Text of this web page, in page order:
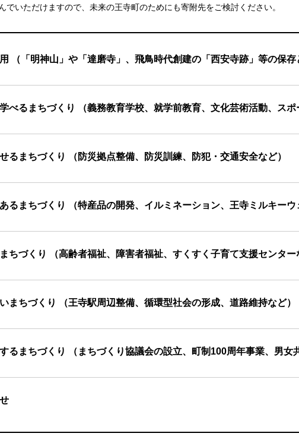
でいただけますので、未来の王寺町のためにも寄附先をご検討ください。
（「明神山」や「達磨寺」、飛鳥時代創建の「西安寺跡」等の保存
べるまちづくり （義務教育学校、就学前教育、文化芸術活動、スポ
るまちづくり （防災拠点整備、防災訓練、防犯・交通安全など）
るまちづくり （特産品の開発、イルミネーション、王寺ミルキーウ
ちづくり （高齢者福祉、障害者福祉、すくすく子育て支援センター
まちづくり （王寺駅周辺整備、循環型社会の形成、道路維持など）
るまちづくり （まちづくり協議会の設立、町制100周年事業、男女